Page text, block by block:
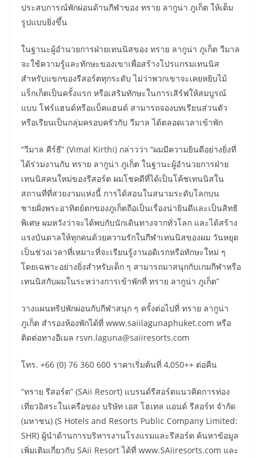
ประสบการณ์พักผ่อนด้านกีฬาของ ทราย ลากูน่า ภูเก็ต ให้เต็ม
รูปแบบยิ่งขึ้น
ในฐานะผู้อำนวยการฝ่ายเทนนิสของ ทราย ลากูน่า ภูเก็ต วีมาล
จะใช้ความรู้และทักษะของเขาเพื่อสร้างโปรแกรมเทนนิส
สำหรับแขกของรีสอร์ตทุกระดับ ไม่ว่าพวกเขาจะเคยหยิบไม้
แร็กเก็ตเป็นครั้งแรก หรือเสริมทักษะในการเสิร์ฟให้สมบูรณ์
แบบ โฟร์แฮนด์หรือแบ็คแฮนด์ สามารถจองบทเรียนส่วนตัว
หรือเรียนเป็นกลุ่มครอบครัวกับ วีมาล ได้ตลอดเวลาเข้าพัก
“วีมาล คีร์ธี” (Vimal Kirthi) กล่าวว่า “ผมมีความยินดีอย่างยิ่งที่
ได้ร่วมงานกับ ทราย ลากูน่า ภูเก็ต ในฐานะผู้อำนวยการฝ่าย
เทนนิสคนใหม่ของรีสอร์ต ผมโชคดีที่ได้เป็นโค้ชเทนนิสใน
สถานที่ที่สวยงามแห่งนี้ การได้สอนในสนามระดับโลกบน
ชายฝั่งพระอาทิตย์ตกของภูเก็ตถือเป็นเรื่องน่ายินดีและเป็นสิทธิ
พิเศษ ผมหวังว่าจะได้พบกับนักเดินทางจากทั่วโลก และได้สร้าง
แรงบันดาลให้ทุกคนด้วยความรักในกีฬาเทนนิสของผม วันหยุด
เป็นช่วงเวลาที่เหมาะที่จะเรียนรู้งานอดิเรกหรือทักษะใหม่ ๆ
โดยเฉพาะอย่างยิ่งสำหรับเด็ก ๆ สามารถมาสนุกกับเกมกีฬาหรือ
เทนนิสกับผมในระหว่างการเข้าพักที่ ทราย ลากูน่า ภูเก็ต”
วางแผนทริปพักผ่อนกับกีฬาสนุก ๆ ครั้งต่อไปที่ ทราย ลากูน่า
ภูเก็ต สำรองห้องพักได้ที่ www.saiilagunaphuket.com หรือ
ติดต่อทางอีเมล rsvn.laguna@saiiresorts.com
โทร. +66 (0) 76 360 600 ราคาเริ่มต้นที่ 4,050++ ต่อคืน
“ทราย รีสอร์ต” (SAii Resort) แบรนด์รีสอร์ตแนวคิดการท่อง
เที่ยวอิสระในเครือของ บริษัท เอส โฮเทล แอนด์ รีสอร์ท จำกัด
(มหาชน) (S Hotels and Resorts Public Company Limited:
SHR) ผู้นำด้านการบริหารงานโรงแรมและรีสอร์ต ค้นหาข้อมูล
เพิ่มเติมเกี่ยวกับ SAii Resort ได้ที่ www.SAiiresorts.com และ